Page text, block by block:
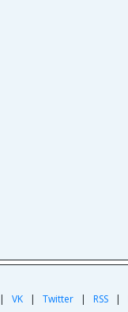
| VK | Twitter | RSS |